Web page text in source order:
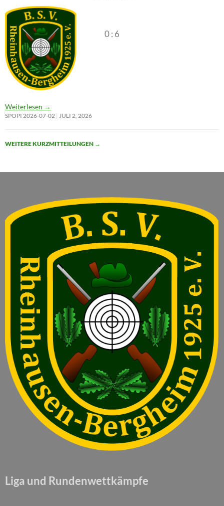
0 : 6
Weiterlesen →
SPOPI 2026-07-02 JULI 2, 2026
WEITERE KURZMITTEILUNGEN →
Liga und Rundenwettkämpfe